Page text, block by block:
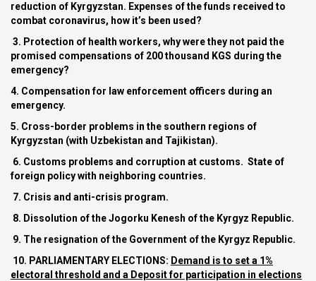
reduction of Kyrgyzstan. Expenses of the funds received to
combat coronavirus, how it’s been used?
3. Protection of health workers, why were they not paid the
promised compensations of 200 thousand KGS during the
emergency?
4. Compensation for law enforcement officers during an
emergency.
5. Cross-border problems in the southern regions of
Kyrgyzstan (with Uzbekistan and Tajikistan).
6. Customs problems and corruption at customs. State of
foreign policy with neighboring countries.
7. Crisis and anti-crisis program.
8. Dissolution of the Jogorku Kenesh of the Kyrgyz Republic.
9. The resignation of the Government of the Kyrgyz Republic.
10. PARLIAMENTARY ELECTIONS: Demand is to set a 1%
electoral threshold and a Deposit for participation in elections